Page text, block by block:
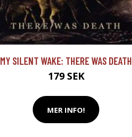
MY SILENT WAKE: THERE WAS DEATH
179 SEK
MER INFO!